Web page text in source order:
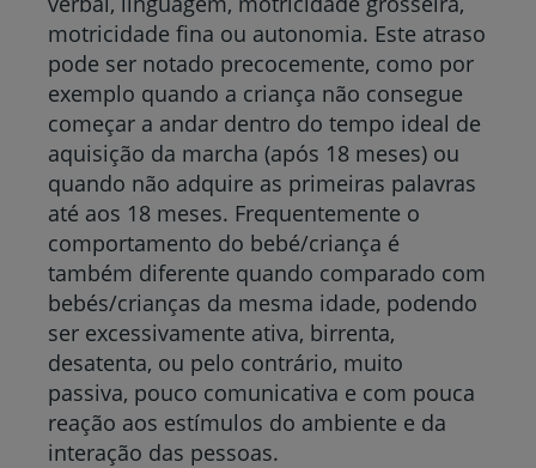
motricidade fina ou autonomia. Este atraso
pode ser notado precocemente, como por
exemplo quando a criança não consegue
começar a andar dentro do tempo ideal de
aquisição da marcha (após 18 meses) ou
quando não adquire as primeiras palavras
até aos 18 meses. Frequentemente o
comportamento do bebé/criança é
também diferente quando comparado com
bebés/crianças da mesma idade, podendo
ser excessivamente ativa, birrenta,
desatenta, ou pelo contrário, muito
passiva, pouco comunicativa e com pouca
reação aos estímulos do ambiente e da
interação das pessoas.